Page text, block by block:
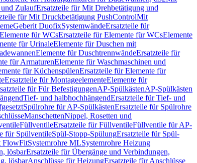
ZulaufErsatzteile für Mit Drehbetätigung und
für Mit Druckbetätigung PushControlMit
Geberit DuofixSystemwändeErsatzteile für
Elemente für WCsErsatzteile für Elemente für WCsElemente
für UrinaleElemente für Duschen mit
Elemente für DuschtrennwändeErsatzteile für
für ArmaturenElemente für Waschmaschinen und
für KüchenspülenErsatzteile für Elemente für
Ersatzteile für MontageelementeElemente für
für Für BefestigungenAP-SpülkästenAP-Spülkästen
Tief- und halbhochhängendErsatzteile für Tief- und
Spülrohre für AP-SpülkästenErsatzteile für Spülrohre
ManschettenNippel, Rosetten und
FüllventileErsatzteile für FüllventileFüllventile für AP-
für SpülventileSpül-Stopp-SpülungErsatzteile für Spül-
FlowFitSystemrohre MLSystemrohre Heizung
lösbarErsatzteile für Übergänge und Verbindungen,
lösbarAnschlüsse für HeizungErsatzteile für Anschlüsse